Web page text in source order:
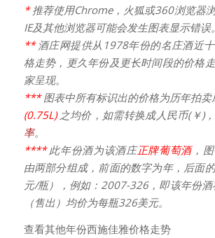
*推荐使用Chrome，火狐或360浏览器
IE及其他浏览器可能会发生图表显示错误。
** 酒庄网提供从1978年份的名庄酒近
格走势，更久年份及更长时间段的价格
家呈现。
***图表中所有标识出的价格为历年拍卖
(0.75L)之均价，如需转换成人民币(￥)
率。
****此年份酒为该酒庄正牌葡萄酒，
由两部分组成，前面的数字为年，后面
元/瓶），例如：2007-326，即该年份
（售出）均价为每瓶326美元。
查看其他年份西施佳雅价格走势